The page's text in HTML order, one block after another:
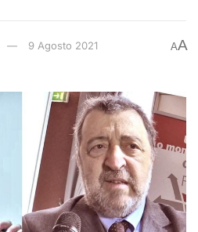
9 Agosto 2021 AA